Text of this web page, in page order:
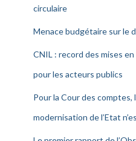
circulaire
Menace budgétaire sur le
CNIL : record des mises
pour les acteurs publics
Pour la Cour des comptes,
modernisation de l’Etat